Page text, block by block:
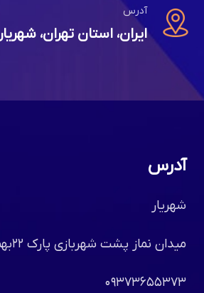
آدرس
ایران، استان تهران، شهریار
آدرس
شهریار
میدان نماز پشت شهربازی پارک ۲۲بهمن
۰۹۳۷۳۶۵۵۳۷۳